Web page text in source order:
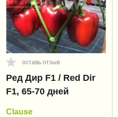
оставь отзыв
Ред Дир F1 / Red Dir
F1, 65-70 дней
Clause